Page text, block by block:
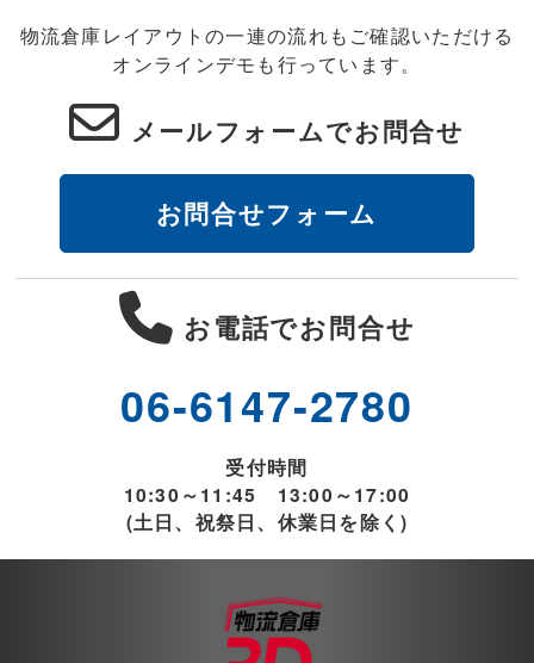
物流倉庫レイアウトの一連の流れもご確認いただける
オンラインデモも行っています。
メールフォームでお問合せ
お問合せフォーム
お電話でお問合せ
06-6147-2780
受付時間
10:30～11:45 13:00～17:00
(土日、祝祭日、休業日を除く)